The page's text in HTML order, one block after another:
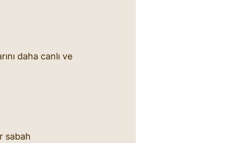
daha canlı ve
sabah